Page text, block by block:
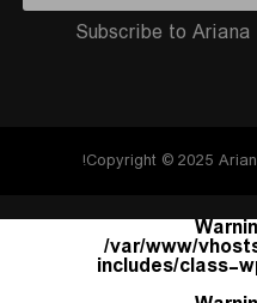
Subscribe to
Copyright © 2025
/var/www/
includes/class-